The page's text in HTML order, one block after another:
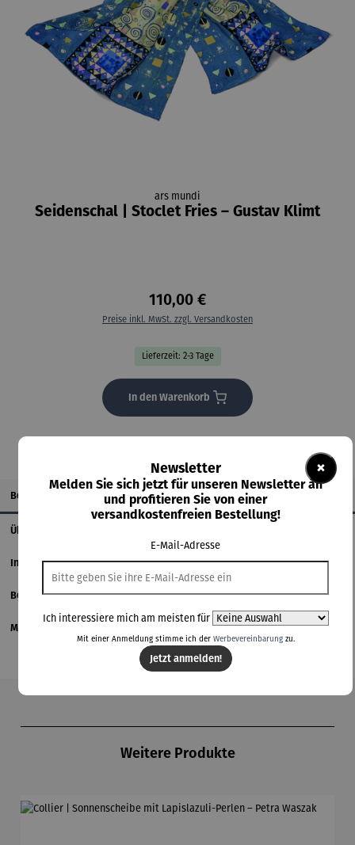
ars mundi
Seidenschal | Stoclet Fries – Gustav Klimt
110,00 €
Preise inkl. MwSt. zzgl. Versandkosten
Lieferzeit: 2-3 Tage
In den Warenkorb
Beschreibung
Über den Künstler
Informationen zum Hersteller
Bewertungen
Magazinbeitrag
Weitere Produkte
×
Newsletter
Melden Sie sich jetzt für unseren Newsletter an
und profitieren Sie von einer
versandkostenfreien Bestellung!
E-Mail-Adresse
Ich interessiere mich am meisten für
Mit einer Anmeldung stimme ich der Werbevereinbarungzu.
Jetzt anmelden!